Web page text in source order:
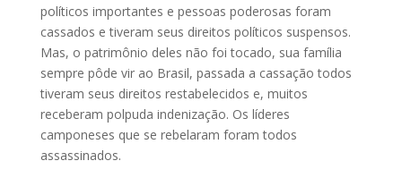
políticos importantes e pessoas poderosas foram
cassados e tiveram seus direitos políticos suspensos.
Mas, o patrimônio deles não foi tocado, sua família
sempre pôde vir ao Brasil, passada a cassação todos
tiveram seus direitos restabelecidos e, muitos
receberam polpuda indenização. Os líderes
camponeses que se rebelaram foram todos
assassinados.